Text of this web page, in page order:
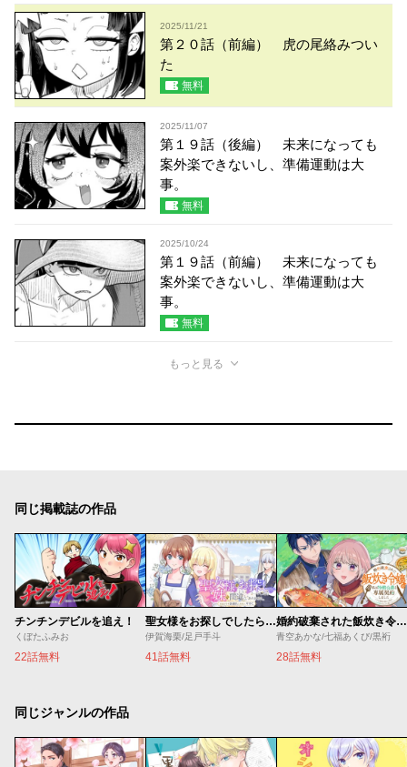
2025/11/21
第２０話（前編） 虎の尾絡みつい
た
無料
2025/11/07
第１９話（後編） 未来になっても
案外楽できないし、準備運動は大
事。
無料
2025/10/24
第１９話（前編） 未来になっても
案外楽できないし、準備運動は大
事。
無料
もっと見る
同じ掲載誌の作品
チンチンデビルを追え！
くぼたふみお
22話無料
聖女様をお探しでしたら妹で間違いありません。さあどうぞお連れください、今すぐ。
伊賀海栗/足戸手斗
41話無料
婚約破棄された飯炊き令嬢の私は冷酷公爵と専属契約しました～ですが胃袋を掴んだ結果、冷たかった公爵様がどんどん優しくなっています～
青空あかな/七福あくび/黒裄
28話無料
同じジャンルの作品